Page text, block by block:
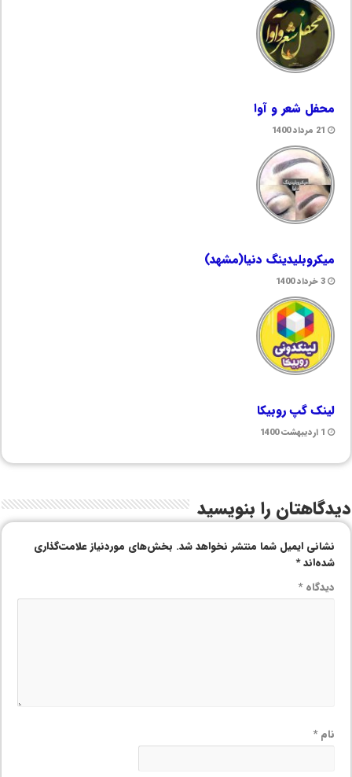
محفل شعر و آوا
21 مرداد 1400
میکروبلیدینگ دنیا(مشهد)
3 خرداد 1400
لینک گپ روبیکا
1 اردیبهشت 1400
دیدگاهتان را بنویسید
نشانی ایمیل شما منتشر نخواهد شد. بخش‌های موردنیاز علامت‌گذاری
شده‌اند*
دیدگاه*
نام*